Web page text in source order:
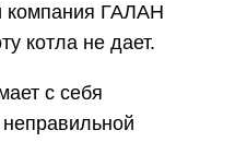
компания ГАЛАН
котла не дает.
с себя
неправильной